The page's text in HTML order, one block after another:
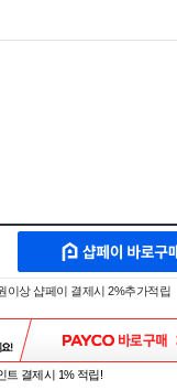
페
이
바
매
이상 샵페이 결제시 2%추가적립
트 결제시 1% 적립!